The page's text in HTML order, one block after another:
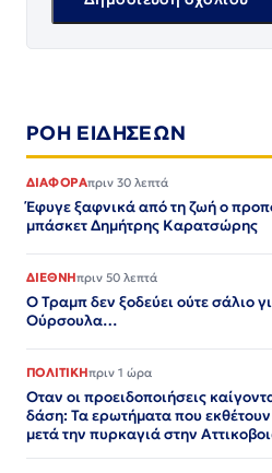
ΡΟΗ ΕΙΔΗΣΕΩΝ
ΔΙΑΦΟΡΑπριν 30 λεπτά
Έφυγε ξαφνικά από τη ζωή ο
μπάσκετ Δημήτρης Καρατσώρης
ΔΙΕΘΝΗπριν 50 λεπτά
Ο Τραμπ δεν ξοδεύει ούτε σάλιο
Ούρσουλα…
ΠΟΛΙΤΙΚΗπριν 1 ώρα
Οταν οι προειδοποιήσεις
δάση: Τα ερωτήματα που
μετά την πυρκαγιά στην